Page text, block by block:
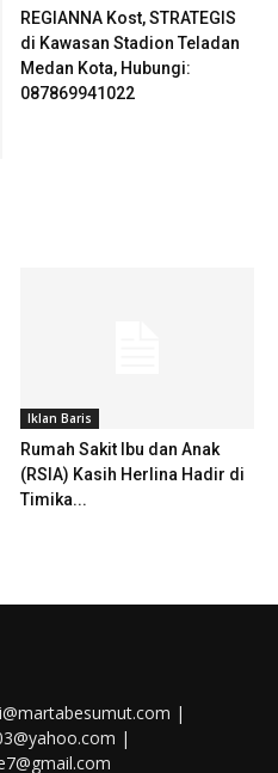
REGIANNA Kost, STRATEGIS
di Kawasan Stadion Teladan
Medan Kota, Hubungi:
087869941022
Iklan Baris
Rumah Sakit Ibu dan Anak
(RSIA) Kasih Herlina Hadir di
Timika...
|
|